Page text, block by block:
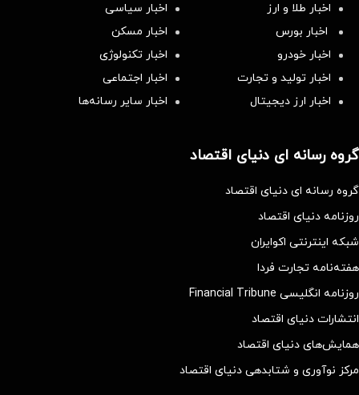
اخبار طلا و ارز
اخبار سیاسی
اخبار بورس
اخبار مسکن
اخبار خودرو
اخبار تکنولوژی
اخبار تولید و تجارت
اخبار اجتماعی
اخبار ارز دیجیتال
اخبار سایر رسانه‌‌ها
گروه رسانه ای دنیای اقتصاد
گروه رسانه ای دنیای اقتصاد
روزنامه دنیای اقتصاد
شبکه اینترنتی اکوایران
هفته‌نامه تجارت فردا
روزنامه انگلیسی Financial Tribune
انتشارات دنیای اقتصاد
همایش‌های دنیای اقتصاد
مرکز نوآوری و شتابدهی دنیای اقتصاد